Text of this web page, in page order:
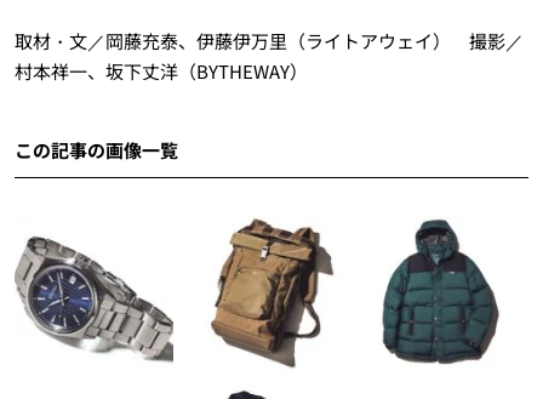
取材・文／岡藤充泰、伊藤伊万里（ライトアウェイ） 撮影／
村本祥一、坂下丈洋（BYTHEWAY）
この記事の画像一覧